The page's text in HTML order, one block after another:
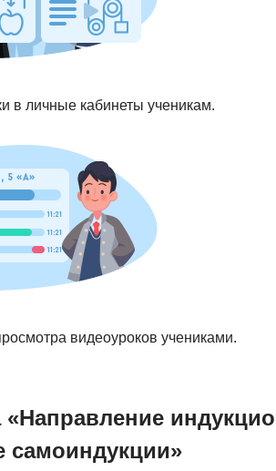
в личные кабинеты ученикам.
видеоуроков учениками.
«Направление
самоиндукции»